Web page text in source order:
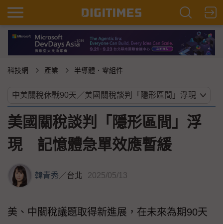
科技網 產業 半導體．零組件
美國關稅談判「隱形區間」浮
現 記憶體急單效應暫緩
韓青秀／台北 2025/05/13
美、中關稅議題取得新進展，在未來為期90天